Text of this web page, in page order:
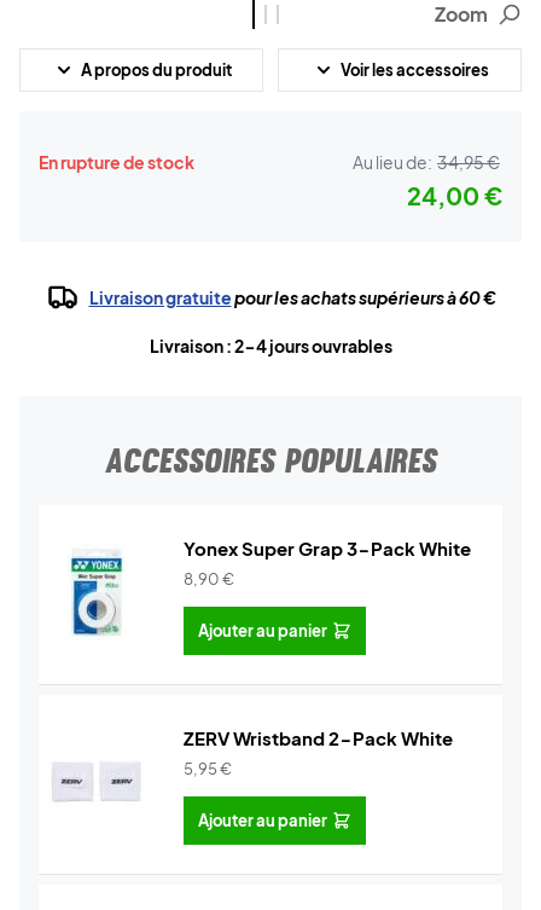
Zoom
A propos du produit Voir les accessoires
En rupture de stock Au lieu de: 34,95 €
24,00 €
Livraison gratuitepour les achats supérieurs à 60 €
Livraison : 2-4 jours ouvrables
ACCESSOIRES POPULAIRES
Yonex Super Grap 3-Pack White
8,90€
Ajouter au panier
ZERV Wristband 2-Pack White
5,95€
Ajouter au panier